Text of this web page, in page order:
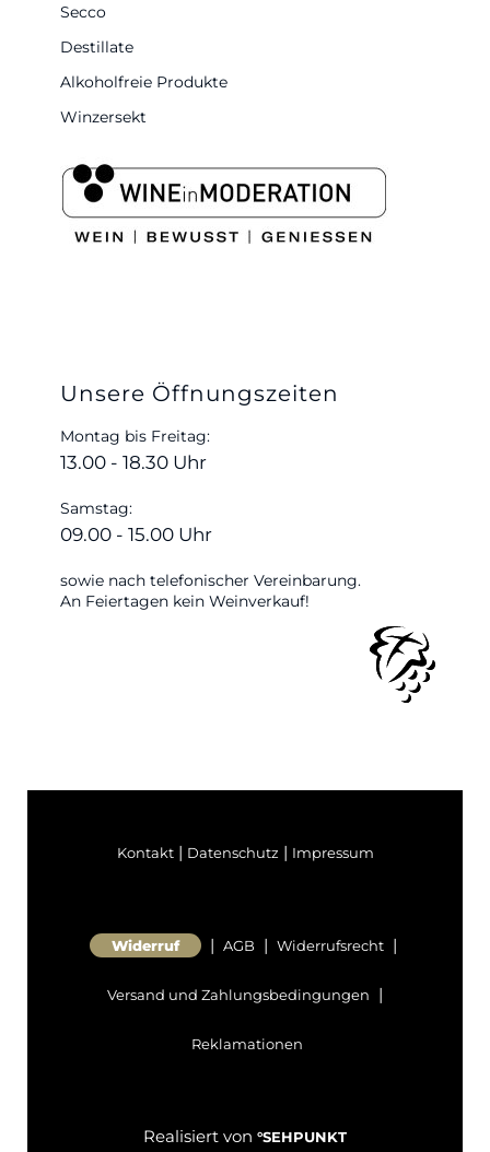
Secco
Destillate
Alkoholfreie Produkte
Winzersekt
Unsere Öffnungszeiten
Montag bis Freitag:
13.00 - 18.30 Uhr
Samstag:
09.00 - 15.00 Uhr
sowie nach telefonischer Vereinbarung.
An Feiertagen kein Weinverkauf!
Kontakt| Datenschutz | Impressum
Widerruf | AGB | Widerrufsrecht|
Versand und Zahlungsbedingungen |
Reklamationen
Realisiert von °SEHPUNKT